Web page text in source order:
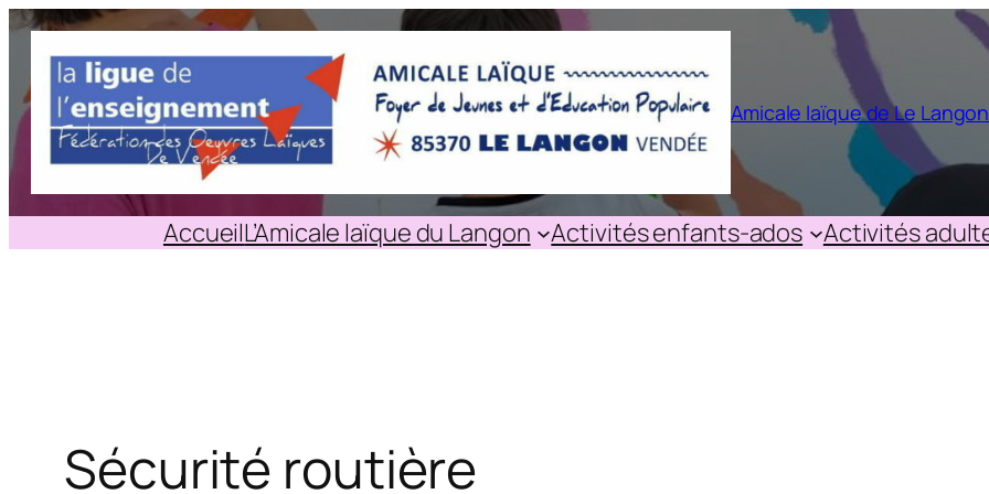
Aller
contenu
Amicale laïque de Le Langon
AccueilL’Amicale laïque du Langon Activités enfants-ados Activités
Sécurité routière